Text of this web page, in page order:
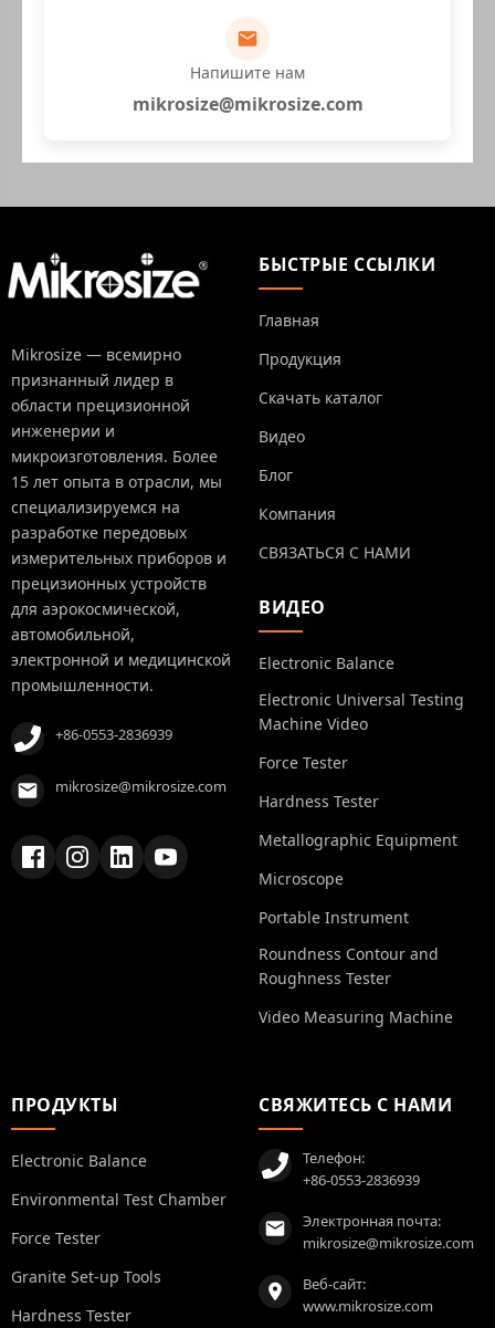
Напишите нам
mikrosize@mikrosize.com
Mikrosize — всемирно
признанный лидер в
области прецизионной
инженерии и
микроизготовления. Более
15 лет опыта в отрасли, мы
специализируемся на
разработке передовых
измерительных приборов и
прецизионных устройств
для аэрокосмической,
автомобильной,
электронной и медицинской
промышленности.
+86-0553-2836939
mikrosize@mikrosize.com
БЫСТРЫЕ ССЫЛКИ
Главная
Продукция
Скачать каталог
Видео
Блог
Компания
СВЯЗАТЬСЯ С НАМИ
ВИДЕО
Electronic Balance
Electronic Universal Testing
Machine Video
Force Tester
Hardness Tester
Metallographic Equipment
Microscope
Portable Instrument
Roundness Contour and
Roughness Tester
Video Measuring Machine
ПРОДУКТЫ
Electronic Balance
Environmental Test Chamber
Force Tester
Granite Set-up Tools
Hardness Tester
СВЯЖИТЕСЬ С НАМИ
Телефон:
+86-0553-2836939
Электронная почта:
mikrosize@mikrosize.com
Веб-сайт:
www.mikrosize.com